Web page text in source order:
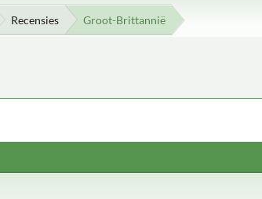
Recensies Groot-Brittannië